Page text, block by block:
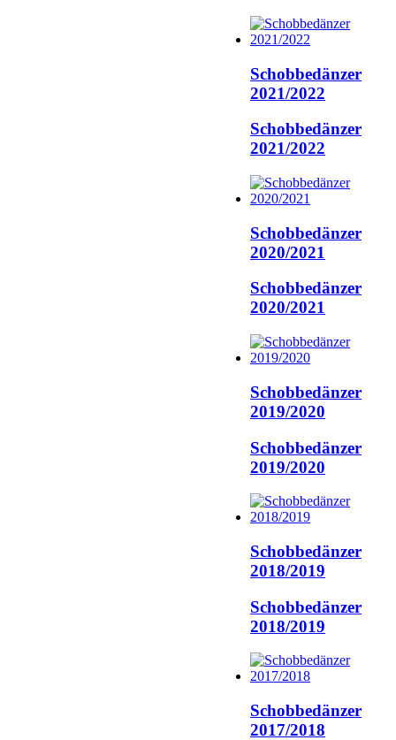
Schobbedänzer
2021/2022
Schobbedänzer
2021/2022
Schobbedänzer
2020/2021
Schobbedänzer
2020/2021
Schobbedänzer
2019/2020
Schobbedänzer
2019/2020
Schobbedänzer
2018/2019
Schobbedänzer
2018/2019
Schobbedänzer
2017/2018